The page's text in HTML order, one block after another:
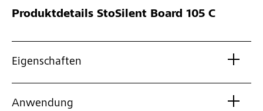
Produktdetails StoSilent Board 105 C
Eigenschaften
Anwendung